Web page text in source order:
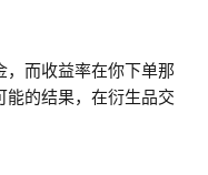
，而收益率在你下单那
能的结果，在衍生品交